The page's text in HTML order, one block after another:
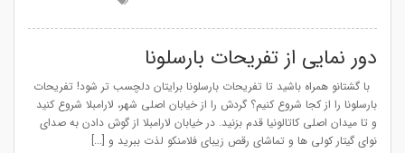
دور نمایی از تفریحات بارسلونا
با گشتانو همراه باشید تا تفریحات بارسلونا برایتان دلچسب تر شود! تفریحات
بارسلونا را از کجا شروع کنیم؟ گردش را از خیابان اصلی شهر، لارامبلا شروع کنید
و تا میدان اصلی کاتالونیا قدم بزنید. در خیابان لارامبلا از گوش دادن به صدای
نوای گیتار کولی ها و تماشای رقص زیبای فلامنکو لذت ببرید و [...]